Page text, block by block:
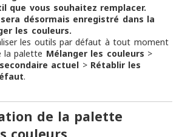
que vous souhaitez remplacer.
désormais enregistré dans la
les couleurs.
les outils par défaut à tout moment
la palette Mélanger les couleurs >
actuel > Rétablir les
.
de la palette